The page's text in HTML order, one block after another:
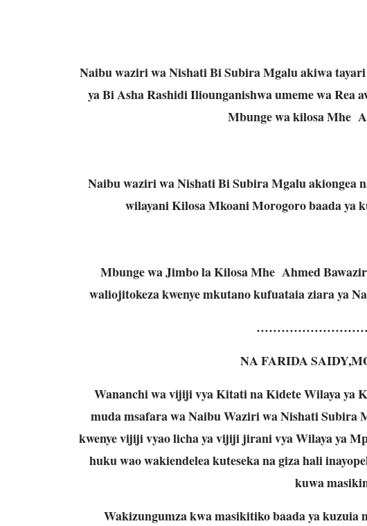
Naibu waziri wa Nishati Bi Subira Mgalu akiwa
ya Bi Asha Rashidi Iliounganishwa umeme wa Rea
Mbunge wa kilosa Mhe
Naibu waziri wa Nishati Bi Subira Mgalu akiongea
wilayani Kilosa Mkoani Morogoro baada ya
Mbunge wa Jimbo la Kilosa Mhe Ahmed
waliojitokeza kwenye mkutano kufuataia ziara ya
NA FARIDA
Wananchi wa vijiji vya Kitati na Kidete Wilaya ya
muda msafara wa Naibu Waziri wa Nishati Subira
kwenye vijiji vyao licha ya vijiji jirani vya Wilaya ya
huku wao wakiendelea kuteseka na giza hali
kuwa
Wakizungumza kwa masikitiko baada ya kuzuia